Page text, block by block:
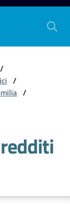
/
/
/